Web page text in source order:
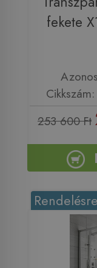
fekete
253 600 Ft
Rendelésre